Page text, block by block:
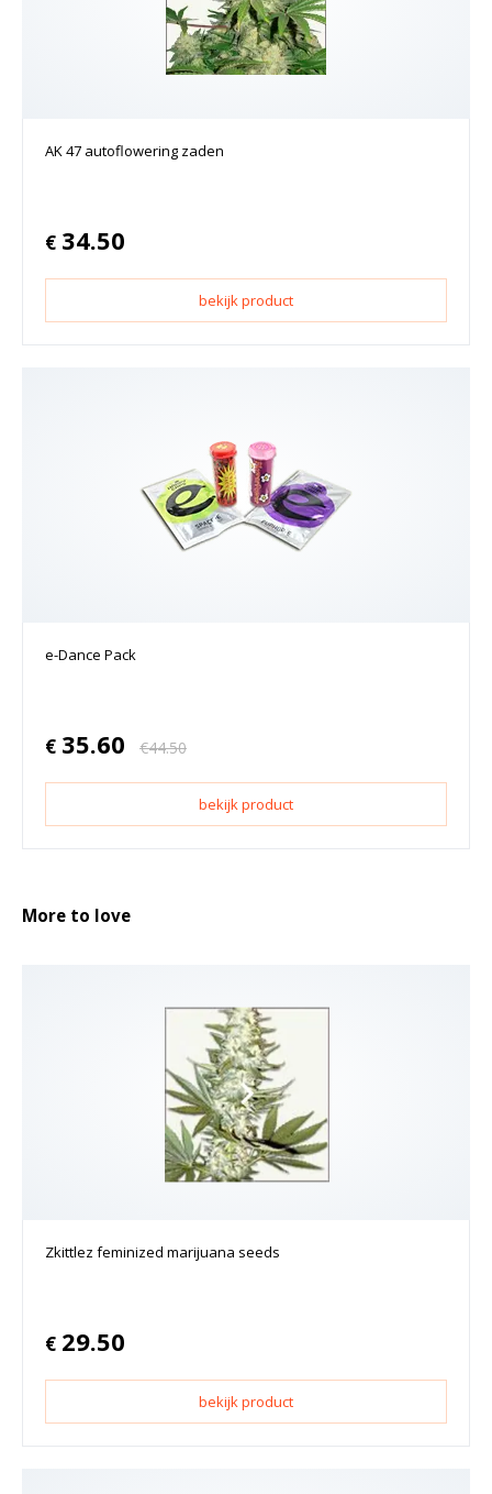
AK 47 autoflowering zaden
€ 34.50
bekijk product
e-Dance Pack
€ 35.60 €44.50
bekijk product
More to love
Zkittlez feminized marijuana seeds
€ 29.50
bekijk product